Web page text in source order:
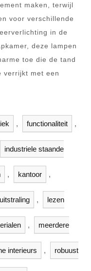
maken, terwijl
voor verschillende
in de
deze lampen
toe die de tand
verrijkt met een
, functionaliteit ,
industriele staande
, kantoor ,
, lezen
, meerdere
interieurs , robuust